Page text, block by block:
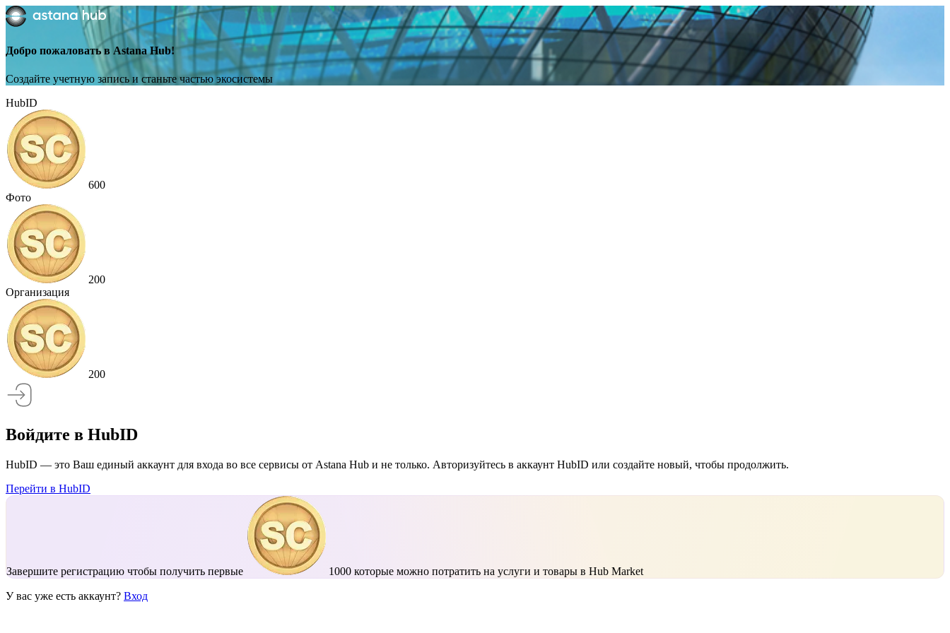
Добро пожаловать в Astana Hub!
Создайте учетную запись и станьте частью экосистемы
HubID
600
Фото
200
Организация
200
Войдите в HubID
HubID — это Ваш единый аккаунт для входа во все сервисы от Astana Hub и не только. Авторизуйтесь в аккаунт HubID или создайте новый, чтобы продолжить.
Перейти в HubID
Завершите регистрацию чтобы получить первые 1000 которые можно потратить на услуги и товары в Hub Market
У вас уже есть аккаунт? Вход